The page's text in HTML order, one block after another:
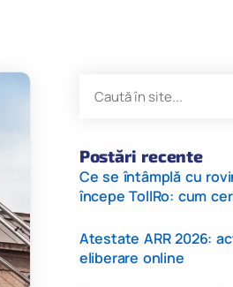
Postări recente
Ce se întâmplă cu
începe TollRo: cum
Atestate ARR 2026:
eliberare online